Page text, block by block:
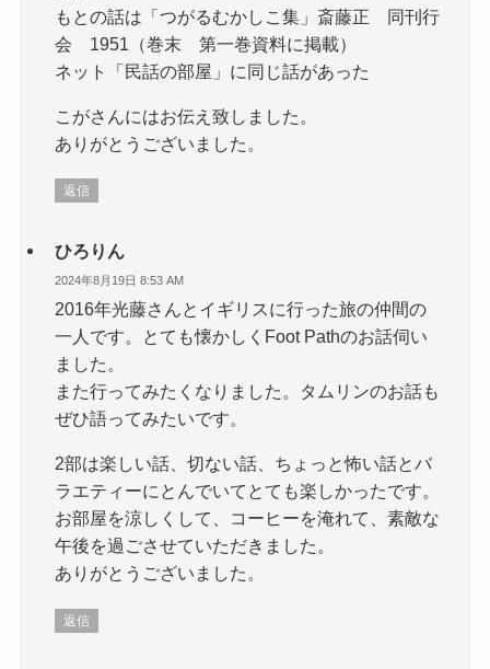
もとの話は「つがるむかしこ集」斎藤正 同刊行
会 1951（巻末 第一巻資料に掲載）
ネット「民話の部屋」に同じ話があった
こがさんにはお伝え致しました。
ありがとうございました。
返信
ひろりん
2024年8月19日 8:53 AM
2016年光藤さんとイギリスに行った旅の仲間の
一人です。とても懐かしくFoot Pathのお話伺い
ました。
また行ってみたくなりました。タムリンのお話も
ぜひ語ってみたいです。
2部は楽しい話、切ない話、ちょっと怖い話とバ
ラエティーにとんでいてとても楽しかったです。
お部屋を涼しくして、コーヒーを淹れて、素敵な
午後を過ごさせていただきました。
ありがとうございました。
返信